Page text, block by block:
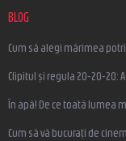
BLOG
Cum să alegi mărimea
Clipitul și regula 20-20-20:
În apă! De ce toată lumea
Cum să vă bucurați de